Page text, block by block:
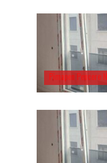
Pimapen Pencere